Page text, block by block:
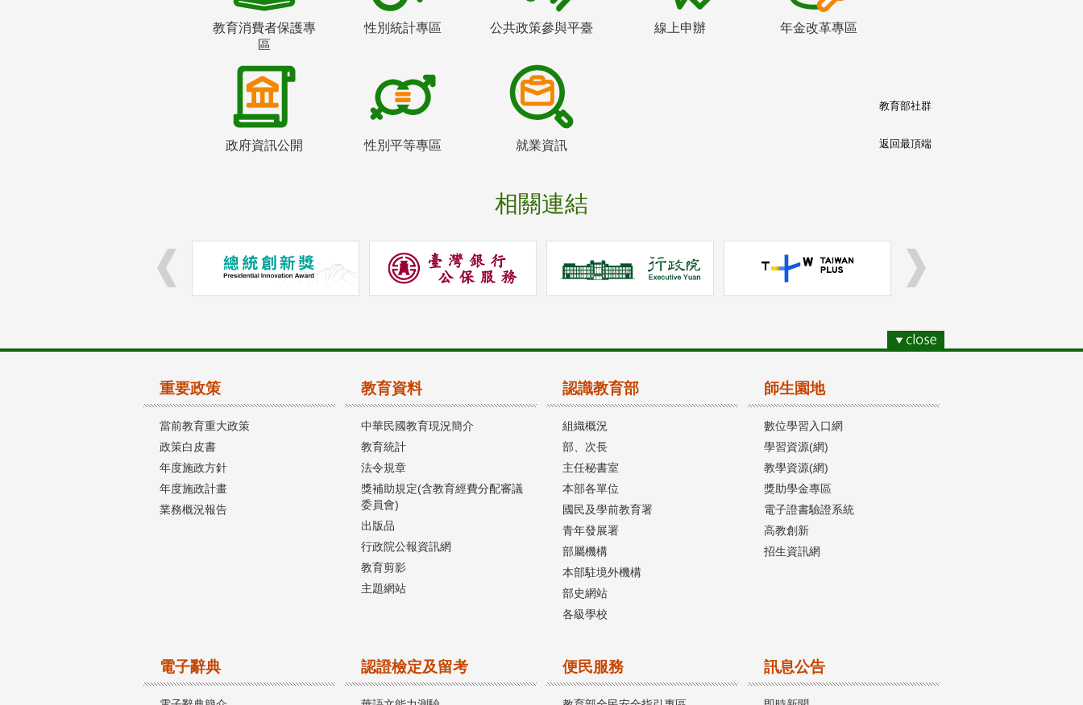
教育消費者保護專
區
性別統計專區 公共政策參與平臺 線上申辦 年金改革專區
政府資訊公開 性別平等專區 就業資訊
相關連結
教育部社群
返回最頂端
重要政策
當前教育重大政策
政策白皮書
年度施政方針
年度施政計畫
業務概況報告
教育資料
中華民國教育現況簡介
教育統計
法令規章
獎補助規定(含教育經費分配審議
委員會)
出版品
行政院公報資訊網
教育剪影
主題網站
認識教育部
組織概況
部、次長
主任秘書室
本部各單位
國民及學前教育署
青年發展署
部屬機構
本部駐境外機構
部史網站
各級學校
師生園地
數位學習入口網
學習資源(網)
教學資源(網)
獎助學金專區
電子證書驗證系統
高教創新
招生資訊網
電子辭典 認證檢定及留考 便民服務 訊息公告